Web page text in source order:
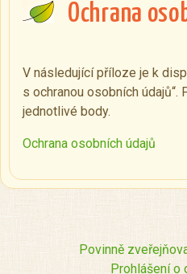
Ochrana
V následující příloze je k
s ochranou osobních
jednotlivé body.
Ochrana osobních údajů
Povinně
Prohlášení o